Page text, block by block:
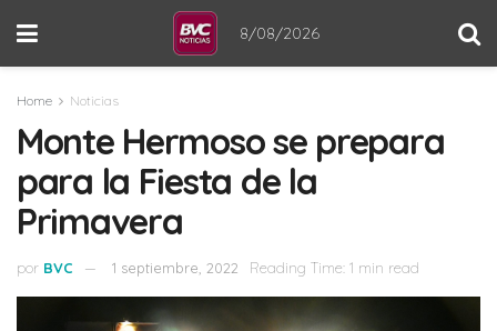
8/08/2026
Home Noticias
Monte Hermoso se prepara
para la Fiesta de la
Primavera
por BVC 1 septiembre, 2022 Reading Time: 1 min read